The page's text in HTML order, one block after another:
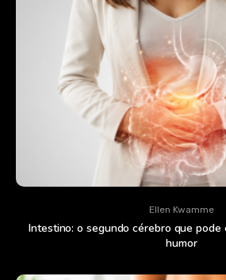
Ellen Kwamme
Intestino: o segundo cérebro que
humor